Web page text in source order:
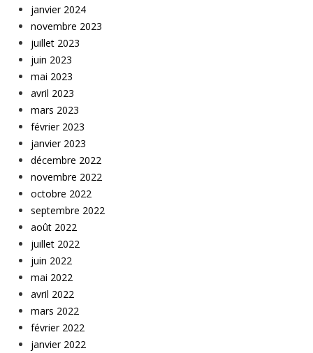
janvier 2024
novembre 2023
juillet 2023
juin 2023
mai 2023
avril 2023
mars 2023
février 2023
janvier 2023
décembre 2022
novembre 2022
octobre 2022
septembre 2022
août 2022
juillet 2022
juin 2022
mai 2022
avril 2022
mars 2022
février 2022
janvier 2022